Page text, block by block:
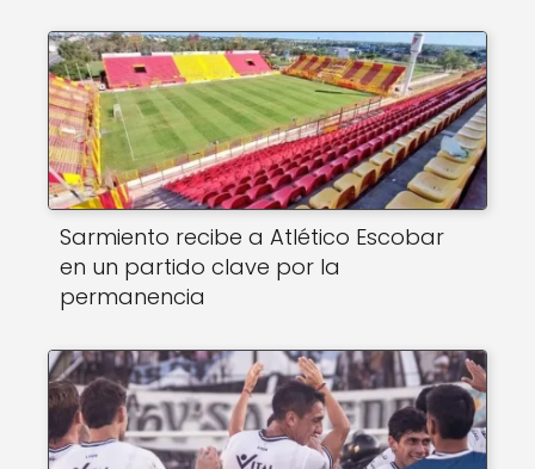
Sarmiento recibe a Atlético Escobar
en un partido clave por la
permanencia